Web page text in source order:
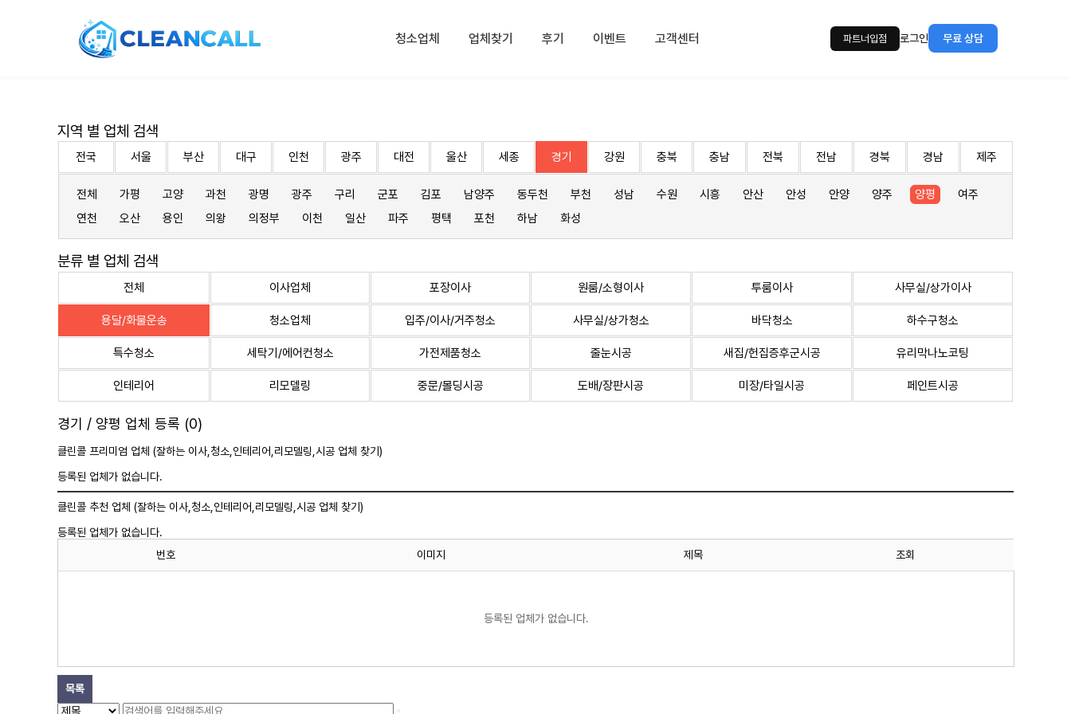
청소업체 업체찾기 후기 이벤트 고객센터 파트너입점 로그인 무료 상담
지역 별 업체 검색
전국 서울 부산 대구 인천 광주 대전 울산 세종 경기 강원 충북 충남 전북 전남 경북 경남 제주
전체 가평 고양 과천 광명 광주 구리 군포 김포 남양주 동두천 부천 성남 수원 시흥 안산 안성 안양 양주 양평
여주
연천
오산 용인 의왕 의정부 이천 일산 파주 평택 포천 하남 화성
분류 별 업체 검색
전체 이사업체 포장이사 원룸/소형이사 투룸이사 사무실/상가이사
용달/화물운송 청소업체 입주/이사/거주청소 사무실/상가청소 바닥청소 하수구청소
특수청소 세탁기/에어컨청소 가전제품청소 줄눈시공 새집/헌집증후군시공 유리막나노코팅
인테리어 리모델링 중문/몰딩시공 도배/장판시공 미장/타일시공 페인트시공
경기 / 양평 업체 등록 (0)
클린콜 프리미엄 업체 (잘하는 이사, 청소 ,인테리어,리모델링,시공 업체 찾기)
등록된 업체가 없습니다.
클린콜 추천 업체 (잘하는 이사, 청소 ,인테리어,리모델링,시공 업체 찾기)
등록된 업체가 없습니다.
번호
이미지 제목 조회
등록된 업체가 없습니다.
목록